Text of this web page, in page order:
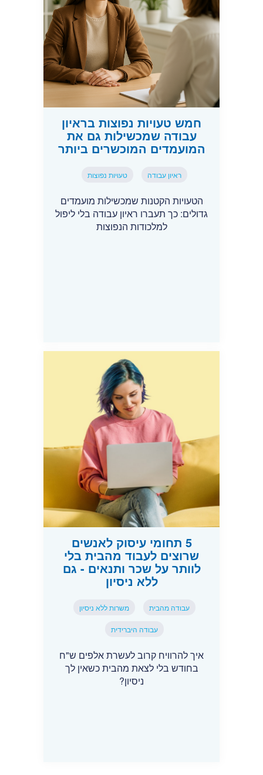
חמש טעויות נפוצות בראיון
עבודה שמכשילות גם את
המועמדים המוכשרים ביותר
ראיון עבודה טעויות נפוצות
הטעויות הקטנות שמכשילות מועמדים
גדולים: כך תעברו ראיון עבודה בלי ליפול
למלכודות הנפוצות
5 תחומי עיסוק לאנשים
שרוצים לעבוד מהבית בלי
לוותר על שכר ותנאים - גם
ללא ניסיון
עבודה מהבית משרות ללא ניסיון
עבודה היברידית
איך להרוויח קרוב לעשרת אלפים ש"ח
בחודש בלי לצאת מהבית כשאין לך
ניסיון?